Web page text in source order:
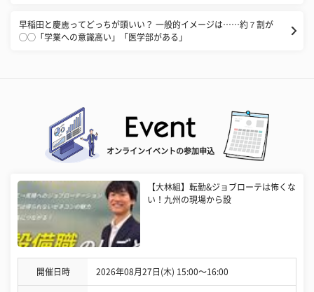
早稲田と慶應ってどっちが頭いい？ 一般的イメージは……約７割が
◯◯「学業への意識高い」「医学部がある」
オンラインイベントの参加申込
【大林組】転勤&ジョブローテは怖くな
い！九州の現場から設
開催日時 2026年08月27日(木) 15:00〜16:00